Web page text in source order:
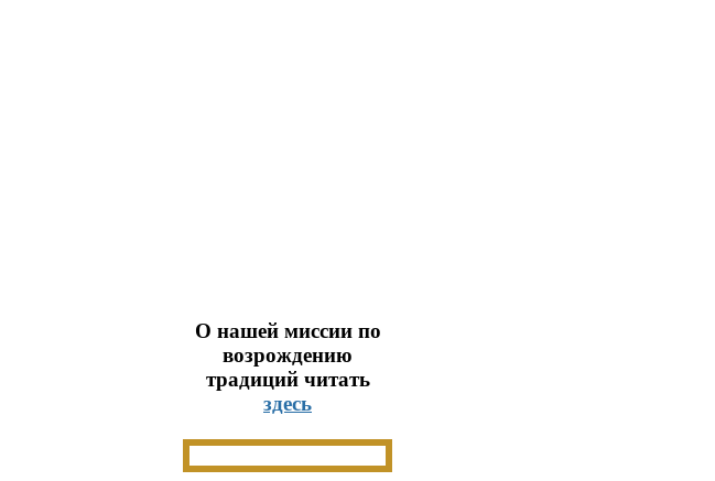
О нашей миссии по
возрождению
традиций читать
здесь